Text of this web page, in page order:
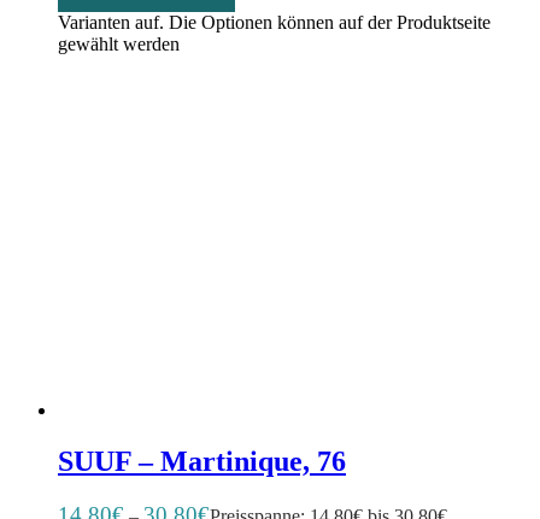
Varianten auf. Die Optionen können auf der Produktseite
gewählt werden
SUUF – Martinique, 76